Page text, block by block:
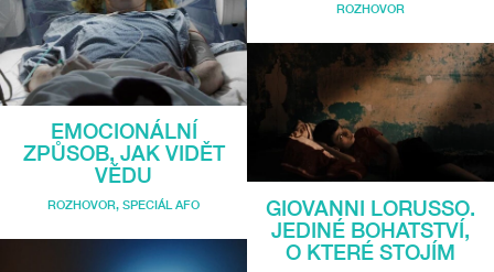
EMOCIONÁLNÍ
ZPŮSOB, JAK VIDĚT
VĚDU
ROZHOVOR SPECIÁL AFO
ROZHOVOR
GIOVANNI LORUSSO.
JEDINÉ BOHATSTVÍ,
O KTERÉ STOJÍM